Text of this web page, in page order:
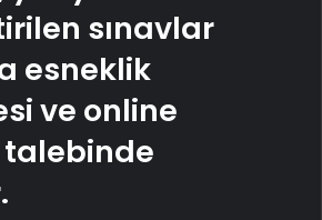
sınavlar
esneklik
ve online
talebinde